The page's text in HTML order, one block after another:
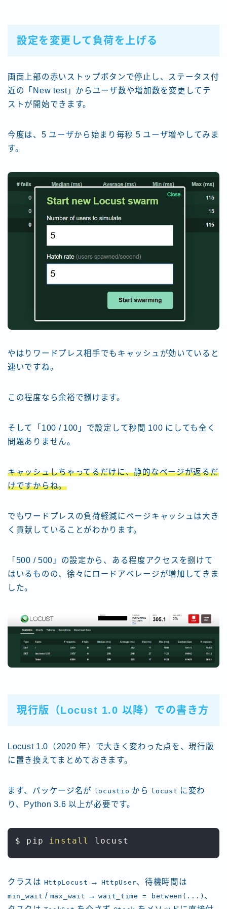
設定を変更して負荷を上げる
画面上部の赤いストップボタンで停止し、ステータス付
近の「New test」からユーザ数や増加数を変更してテ
ストが開始できます。
今度は、5 ユーザから始まり毎秒 5 ユーザ増やしてみま
す。
やはりワードプレス相手でもキャッシュが効いていると
速いですね。
この程度なら余裕で捌けます。
そして「100 / 100」で設定して秒間 100 にしても全く
問題ありません。
キャッシュしちゃってるだけに、静的なページが返るだ
けですからね。
でもワードプレスの負荷軽減にページキャッシュは大き
く貢献していることがわかります。
「500 / 500」の設定から、ある程度アクセスを捌けて
はいるものの、徐々にロードアベレージが増加してきま
した。
現行版（Locust 1.0 以降）での書き方
Locust 1.0（2020 年）で大きく変わった点を、現行版
に置き換えてまとめておきます。
まず、パッケージ名が locustio から locust に変わ
り、Python 3.6 以上が必要です。
$ pip install locust
クラスは HttpLocust → HttpUser、待機時間は
min_wait / max_wait →wait_time = between(...) 、